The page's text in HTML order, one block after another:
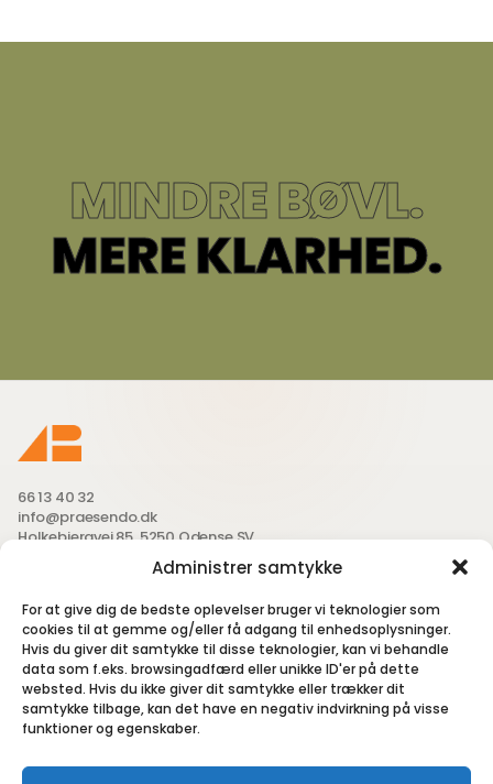
Administrer samtykke
For at give dig de bedste oplevelser bruger vi teknologier som
cookies til at gemme og/eller få adgang til enhedsoplysninger.
Hvis du giver dit samtykke til disse teknologier, kan vi behandle
data som f.eks. browsingadfærd eller unikke ID'er på dette
websted. Hvis du ikke giver dit samtykke eller trækker dit
samtykke tilbage, kan det have en negativ indvirkning på visse
funktioner og egenskaber.
MINDRE BØVL.
MERE KLARHED.
66 13 40 32
info@praesendo.dk
Holkebjergvej 85, 5250 Odense SV
Følg med på SoMe - små glimt fra hverdagen, projekter og
løsninger vi nørder med.